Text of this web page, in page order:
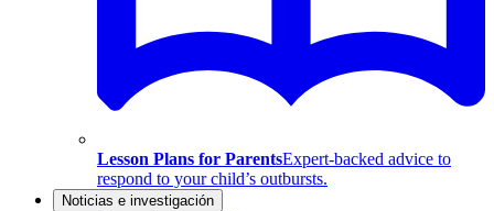
Lesson Plans for ParentsExpert-backed advice to
respond to your child’s outbursts.
Noticias e investigación